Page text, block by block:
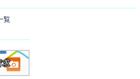
覧